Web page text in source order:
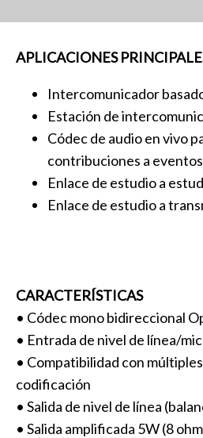
APLICACIONES
Intercomunicador
Estación de
Códec de audio en vivo
contribuciones a eventos
Enlace de estudio a
Enlace de estudio a
CARACTERÍSTICAS
• Códec mono bidireccional
• Entrada de nivel de línea/
• Compatibilidad con
codificación
• Salida de nivel de línea
• Salida amplificada 5W (8